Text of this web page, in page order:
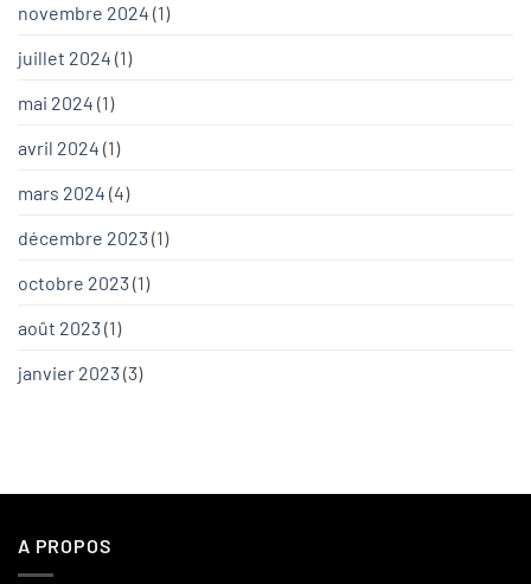
novembre 2024 (1)
juillet 2024 (1)
mai 2024 (1)
avril 2024 (1)
mars 2024 (4)
décembre 2023(1)
octobre 2023(1)
août 2023(1)
janvier 2023(3)
A PROPOS